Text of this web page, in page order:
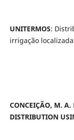
UNITERMOS:
irrigação
CONCEIÇÃO, M. A.
DISTRIBUTION